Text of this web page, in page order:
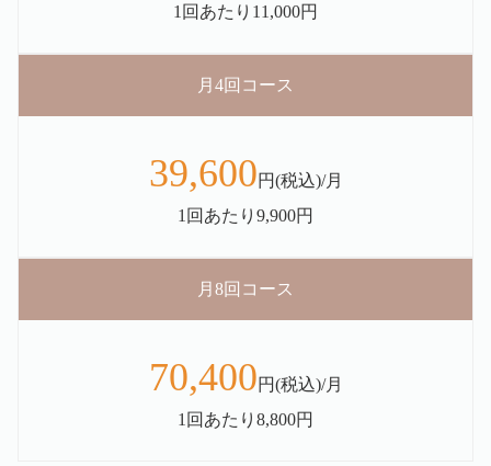
1回あたり11,000円
月4回コース
39,600円(税込)/月
1回あたり9,900円
月8回コース
70,400円(税込)/月
1回あたり8,800円